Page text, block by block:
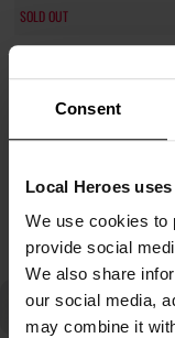
Consent
Local Heroes
We use cookies to
provide social
We also share
our social media,
may combine it
SOLD OUT
CZAPKA LH CZERWONA
17,70 zł
Najniższa cena z 30 dni przed